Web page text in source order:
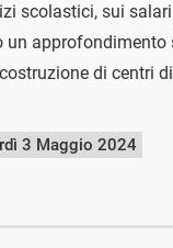
scolastici, sui
un approfondimento
di centri
3 Maggio 2024